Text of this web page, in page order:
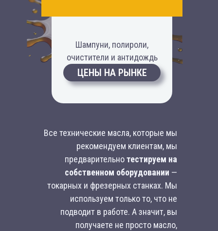
Шампуни, полироли,
очистители и антидождь
ЦЕНЫ НА РЫНКЕ
Все технические масла, которые мы
рекомендуем клиентам, мы
предварительнотестируем на
собственном оборудовании —
токарных и фрезерных станках. Мы
используем только то, что не
подводит в работе. А значит, вы
получаете не просто масло,